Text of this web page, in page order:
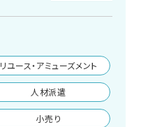
リユース・アミューズメント
人材派遣
小売り